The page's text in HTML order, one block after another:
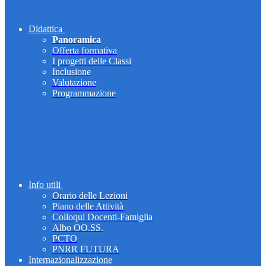
Didattica
Panoramica
Offerta formativa
I progetti delle Classi
Inclusione
Valutazione
Programmazione
Info utili
Orario delle Lezioni
Piano delle Attività
Colloqui Docenti-Famiglia
Albo OO.SS.
PCTO
PNRR FUTURA
Internazionalizzazione